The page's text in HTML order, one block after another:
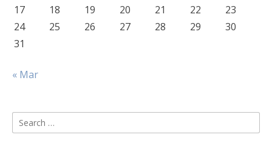
17
18 19 20 21 22
23
24
25 26 27 28 29
30
31
« Mar
Search
for: